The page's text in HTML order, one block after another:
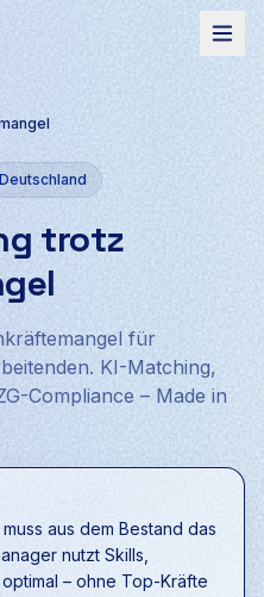
trotz
für
KI-Matching,
Compliance – Made in
aus dem Bestand das
nutzt Skills,
– ohne Top-Kräfte